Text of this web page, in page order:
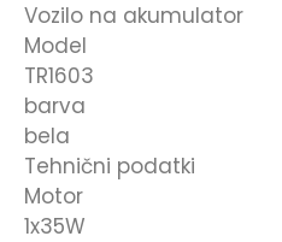
Vozilo na akumulator
Model
TR1603
barva
bela
Tehnični podatki
Motor
1x35W